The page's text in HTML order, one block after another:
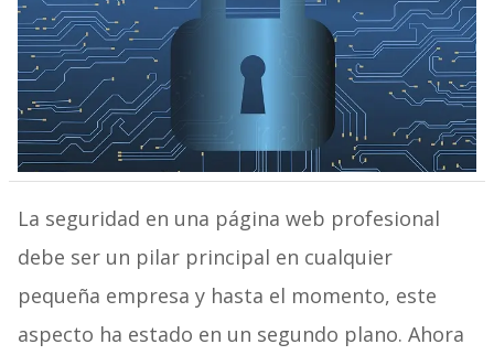
La seguridad en una página web profesional
debe ser un pilar principal en cualquier
pequeña empresa y hasta el momento, este
aspecto ha estado en un segundo plano. Ahora